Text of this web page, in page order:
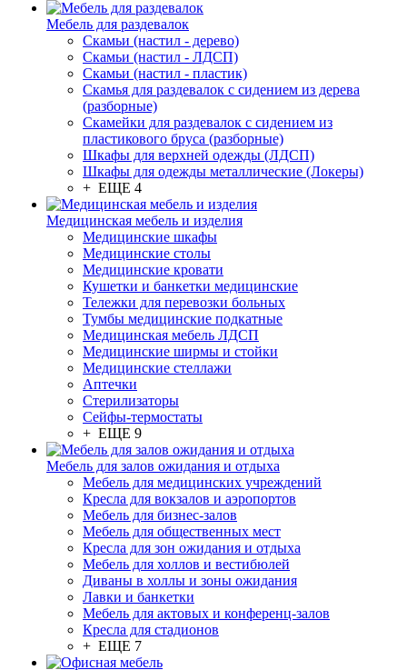
Мебель для раздевалок
Скамьи (настил - дерево)
Скамьи (настил - ЛДСП)
Скамьи (настил - пластик)
Скамья для раздевалок с сидением из дерева
(разборные)
Скамейки для раздевалок с сидением из
пластикового бруса (разборные)
Шкафы для верхней одежды (ЛДСП)
Шкафы для одежды металлические (Локеры)
+ ЕЩЕ 4
Медицинская мебель и изделия
Медицинские шкафы
Медицинские столы
Медицинские кровати
Кушетки и банкетки медицинские
Тележки для перевозки больных
Тумбы медицинские подкатные
Медицинская мебель ЛДСП
Медицинские ширмы и стойки
Медицинские стеллажи
Аптечки
Стерилизаторы
Сейфы-термостаты
+ ЕЩЕ 9
Мебель для залов ожидания и отдыха
Мебель для медицинских учреждений
Кресла для вокзалов и аэропортов
Мебель для бизнес-залов
Мебель для общественных мест
Кресла для зон ожидания и отдыха
Мебель для холлов и вестибюлей
Диваны в холлы и зоны ожидания
Лавки и банкетки
Мебель для актовых и конференц-залов
Кресла для стадионов
+ ЕЩЕ 7